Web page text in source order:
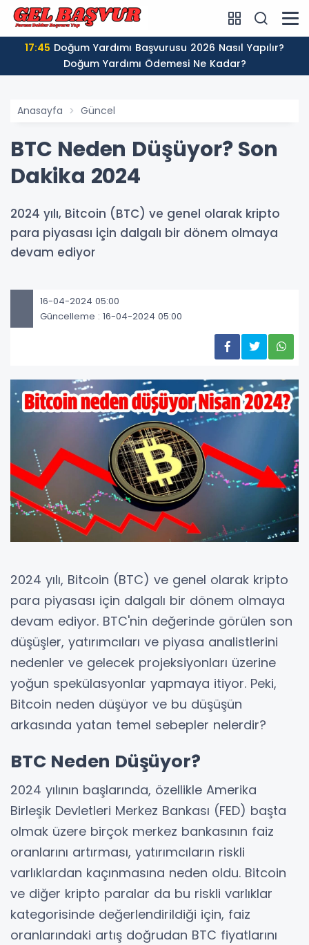
17:45
Doğum Yardımı Ödemesi Ne Kadar?
Anasayfa Güncel
BTC Neden Düşüyor? Son
Dakika 2024
2024 yılı, Bitcoin (BTC) ve genel olarak kripto
para piyasası için dalgalı bir dönem olmaya
devam ediyor
16-04-2024 05:00
Güncelleme : 16-04-2024 05:00
2024 yılı, Bitcoin (BTC) ve genel olarak kripto
para piyasası için dalgalı bir dönem olmaya
devam ediyor. BTC'nin değerinde görülen son
düşüşler, yatırımcıları ve piyasa analistlerini
nedenler ve gelecek projeksiyonları üzerine
yoğun spekülasyonlar yapmaya itiyor. Peki,
Bitcoin neden düşüyor ve bu düşüşün
arkasında yatan temel sebepler nelerdir?
BTC Neden Düşüyor?
2024 yılının başlarında, özellikle Amerika
Birleşik Devletleri Merkez Bankası (FED) başta
olmak üzere birçok merkez bankasının faiz
oranlarını artırması, yatırımcıların riskli
varlıklardan kaçınmasına neden oldu. Bitcoin
ve diğer kripto paralar da bu riskli varlıklar
kategorisinde değerlendirildiği için, faiz
oranlarındaki artış doğrudan BTC fiyatlarını